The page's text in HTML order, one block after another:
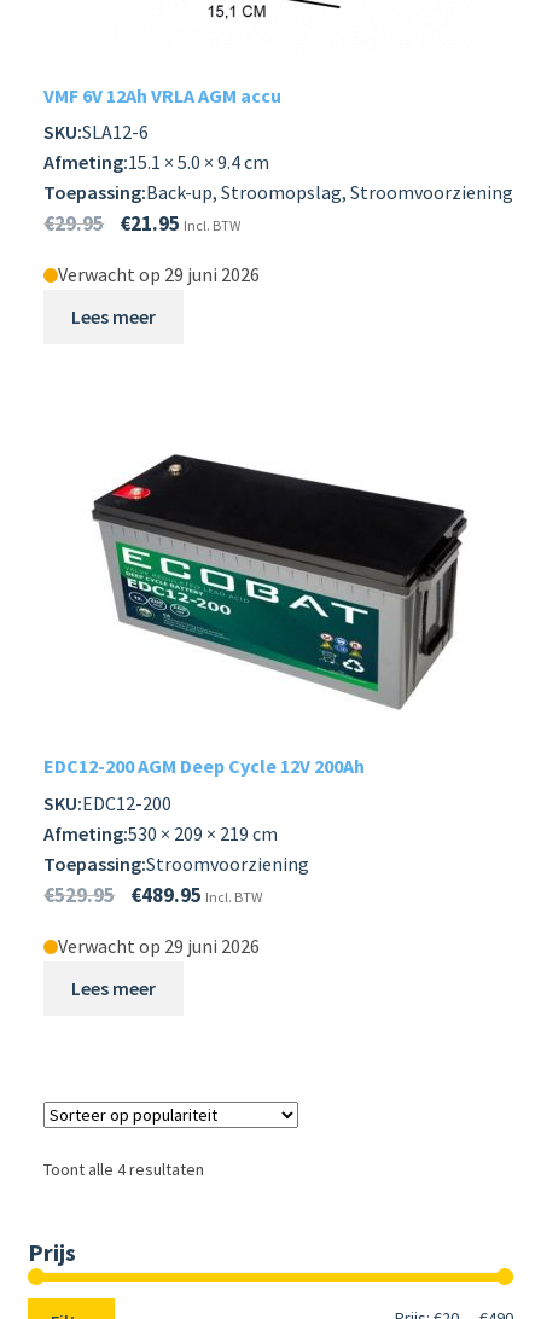
VMF 6V 12Ah VRLA AGM accu
SKU:SLA12-6
Afmeting:15.1 × 5.0 × 9.4 cm
Toepassing:Back-up, Stroomopslag, Stroomvoorziening
€29.95 €21.95 Incl. BTW
Verwacht op 29 juni 2026
Lees meer
EDC12-200 AGM Deep Cycle 12V 200Ah
SKU:EDC12-200
Afmeting:530 × 209 × 219 cm
Toepassing:Stroomvoorziening
€529.95 €489.95 Incl. BTW
Verwacht op 29 juni 2026
Lees meer
Toont alle 4 resultaten
Prijs